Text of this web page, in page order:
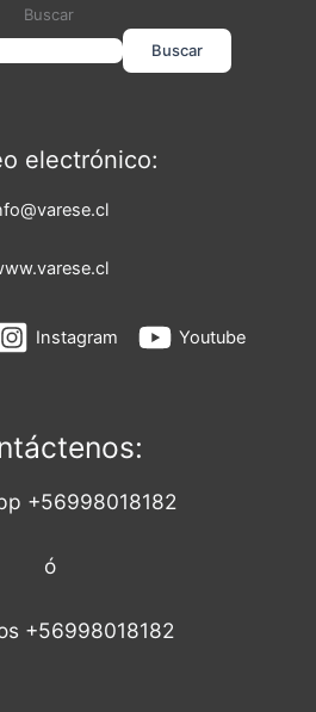
Buscar
Buscar
electrónico:
Instagram Youtube
+56998018182
ó
+56998018182